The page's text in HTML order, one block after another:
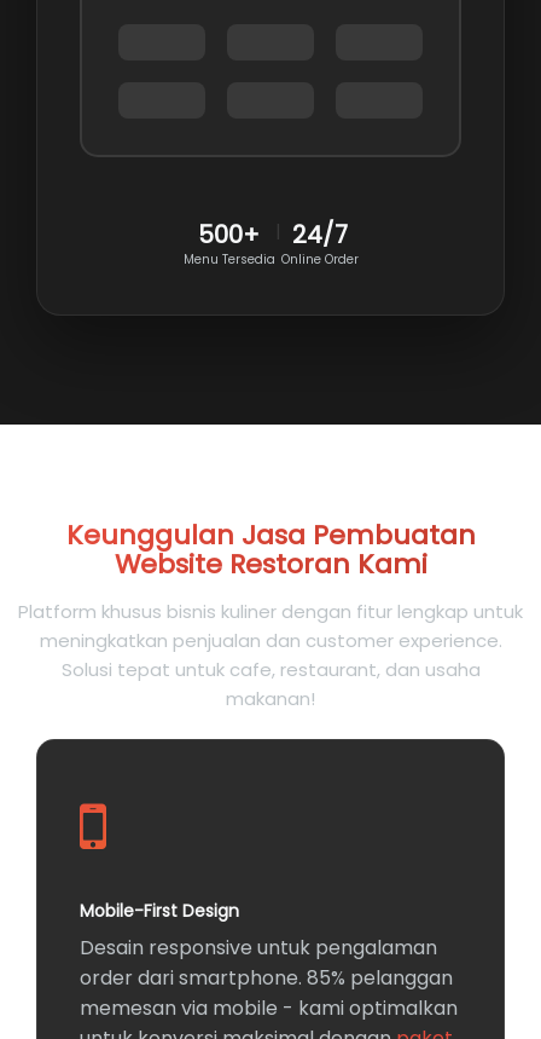
500+
Menu Tersedia
| 24/7
Online Order
Keunggulan Jasa Pembuatan
Website Restoran Kami
Platform khusus bisnis kuliner dengan fitur lengkap untuk
meningkatkan penjualan dan customer experience.
Solusi tepat untuk cafe, restaurant, dan usaha
makanan!
Mobile-First Design
Desain responsive untuk pengalaman
order dari smartphone. 85% pelanggan
memesan via mobile - kami optimalkan